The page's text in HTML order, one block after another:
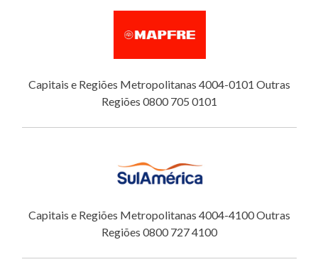
Capitais e Regiões Metropolitanas 4004-0101 Outras
Regiões 0800 705 0101
Capitais e Regiões Metropolitanas 4004-4100 Outras
Regiões 0800 727 4100